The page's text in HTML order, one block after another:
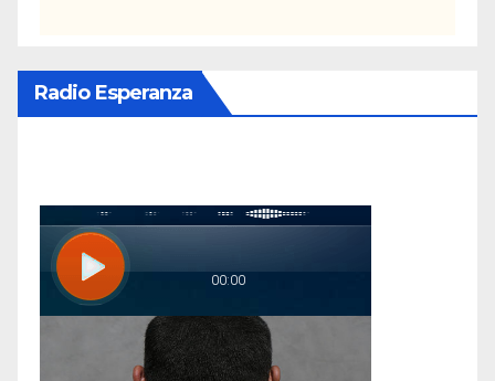
Radio Esperanza